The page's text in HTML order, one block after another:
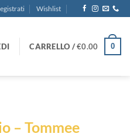
Wishlist
CARRELLO /€0.00 0
– Tommee